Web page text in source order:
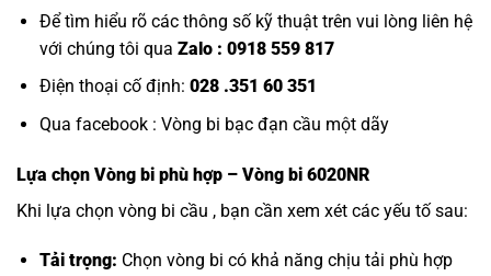
Để tìm hiểu rõ các thông số kỹ thuật trên vui lòng liên hệ
với chúng tôi qua Zalo : 0918 559 817
Điện thoại cố định: 028 .351 60 351
Qua facebook : Vòng bi bạc đạn cầu một dãy
Lựa chọn Vòng bi phù hợp – Vòng bi 6020NR
Khi lựa chọn vòng bi cầu , bạn cần xem xét các yếu tố sau:
Tải trọng: Chọn vòng bi có khả năng chịu tải phù hợp